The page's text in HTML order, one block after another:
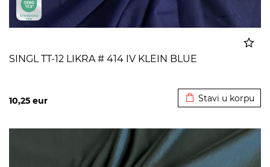
SINGL TT-12 LIKRA # 414 IV KLEIN BLUE
10,25 eur Stavi u korpu